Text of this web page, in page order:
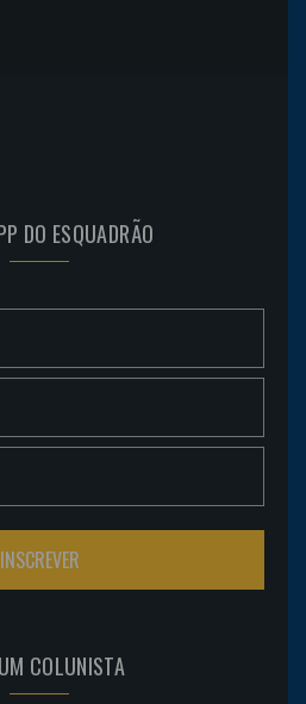
DO ESQUADRÃO
COLUNISTA